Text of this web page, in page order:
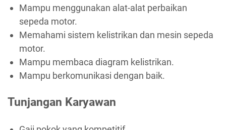
Mampu menggunakan alat-alat perbaikan
sepeda motor.
Memahami sistem kelistrikan dan mesin sepeda
motor.
Mampu membaca diagram kelistrikan.
Mampu berkomunikasi dengan baik.
Tunjangan Karyawan